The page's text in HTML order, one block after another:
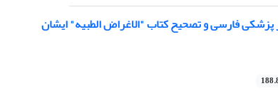
پزشکی فارسی و تصحیح کتاب "الاغراض الطبیه" ایشان